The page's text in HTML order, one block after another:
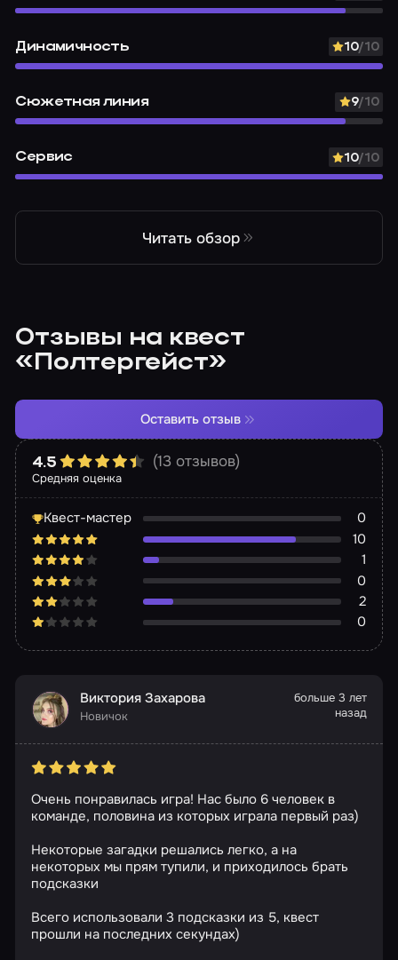
Динамичность 10/10
Сюжетная линия 9/10
Сервис 10/10
Читать обзор
Отзывы на квест
«Полтергейст»
Средняя оценка
4.5 (13 отзывов)
Квест-мастер
0
10
1
0
2
0
Оставить отзыв
Виктория Захарова
Новичок
больше 3 лет
назад
Очень понравилась игра! Нас было 6 человек в
команде, половина из которых играла первый раз)
Некоторые загадки решались легко, а на
некоторых мы прям тупили, и приходилось брать
подсказки
Всего использовали 3 подсказки из 5, квест
прошли на последних секундах)